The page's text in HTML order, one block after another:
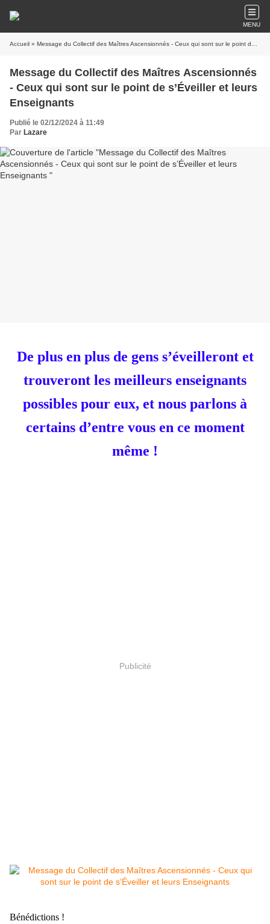
MENU
Accueil » Message du Collectif des Maîtres Ascensionnés - Ceux qui sont sur le point de s’Éveiller et leurs Enseignants
Message du Collectif des Maîtres Ascensionnés
- Ceux qui sont sur le point de s’Éveiller et leurs
Enseignants
Publié le 02/12/2024 à 11:49
Par Lazare
De plus en plus de gens s’éveilleront et
trouveront les meilleurs enseignants
possibles pour eux, et nous parlons à
certains d’entre vous en ce moment
même !
Publicité
Bénédictions !